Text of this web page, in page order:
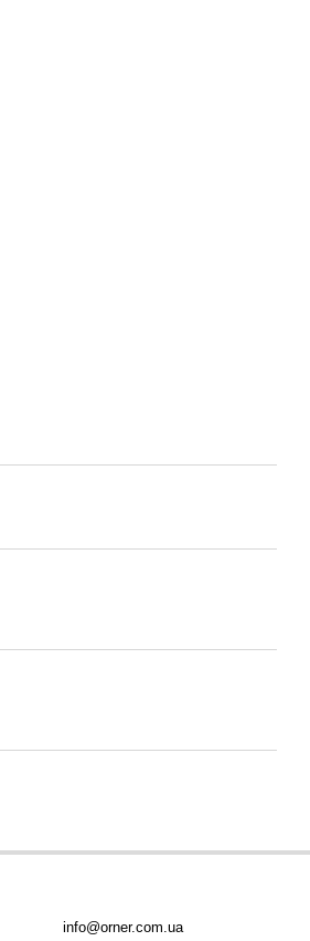
info@orner.com.ua